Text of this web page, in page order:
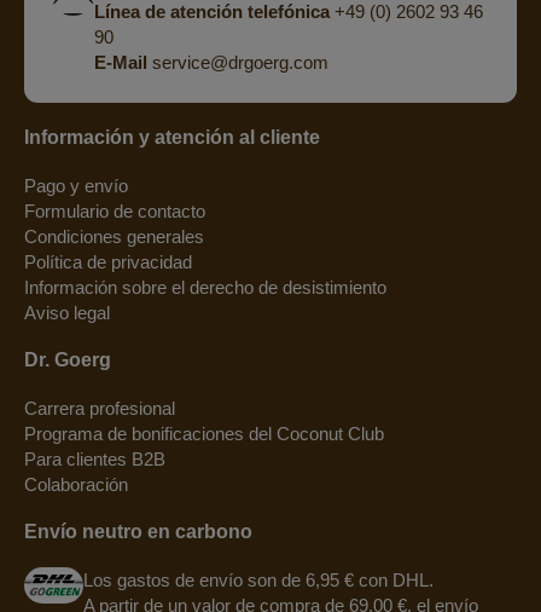
Línea de atención telefónica+49 (0) 2602 93 46
90
E-Mail service@drgoerg.com
Información y atención al cliente
Pago y envío
Formulario de contacto
Condiciones generales
Política de privacidad
Información sobre el derecho de desistimiento
Aviso legal
Dr. Goerg
Carrera profesional
Programa de bonificaciones del Coconut Club
Para clientes B2B
Colaboración
Envío neutro en carbono
Los gastos de envío son de 6,95 € con DHL.
A partir de un valor de compra de 69,00 €, el envío